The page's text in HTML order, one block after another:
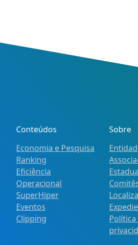
Conteúdos
Economia e Pesquisa
Ranking
Eficiência
Operacional
SuperHiper
Eventos
Clipping
Sobre
Política